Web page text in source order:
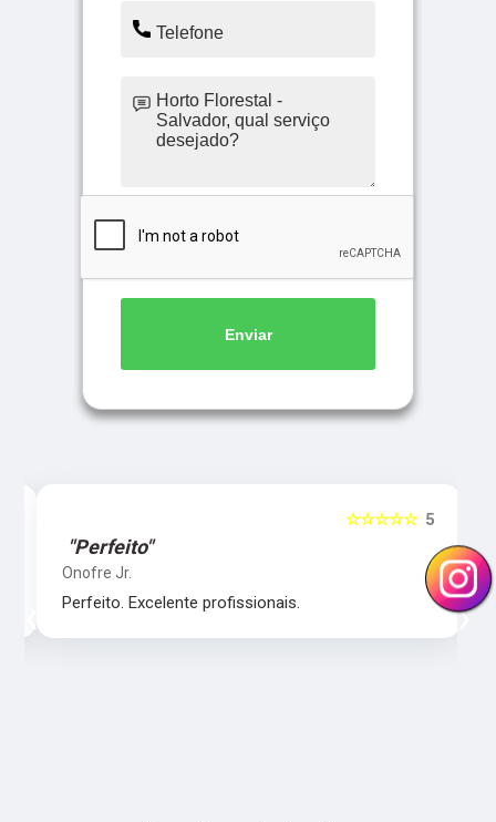
Enviar
5
☆☆☆☆☆
"Perfeito"
Onofre Jr.
Perfeito. Excelente profissionais.
‹ ›